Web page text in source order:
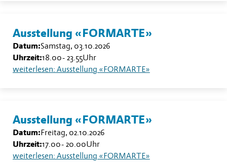
Ausstellung «FORMARTE»
Datum:Samstag, 03.10.2026
Uhrzeit:18.00- 23.55Uhr
weiterlesen: Ausstellung «FORMARTE»
Ausstellung «FORMARTE»
Datum:Freitag, 02.10.2026
Uhrzeit:17.00- 20.00Uhr
weiterlesen: Ausstellung «FORMARTE»